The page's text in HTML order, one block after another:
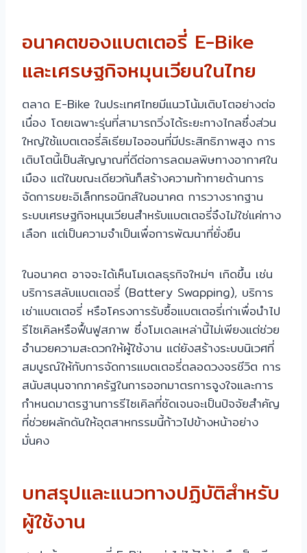
อนาคตของแบตเตอรี่ E-Bike
และเศรษฐกิจหมุนเวียนในไทย
ตลาด E-Bike ในประเทศไทยมีแนวโน้มเติบโตอย่างต่อ
เนื่อง โดยเฉพาะรุ่นที่สามารถวิ่งได้ระยะทางไกลซึ่งส่วน
ใหญ่ใช้แบตเตอรี่ลิเธียมไอออนที่มีประสิทธิภาพสูง การ
เติบโตนี้เป็นสัญญาณที่ดีต่อการลดมลพิษทางอากาศใน
เมือง แต่ในขณะเดียวกันก็สร้างความท้าทายด้านการ
จัดการขยะอิเล็กทรอนิกส์ในอนาคต การวางรากฐาน
ระบบเศรษฐกิจหมุนเวียนสำหรับแบตเตอรี่จึงไม่ใช่แค่ทาง
เลือก แต่เป็นความจำเป็นเพื่อการพัฒนาที่ยั่งยืน
ในอนาคต อาจจะได้เห็นโมเดลธุรกิจใหม่ๆ เกิดขึ้น เช่น
บริการสลับแบตเตอรี่ (Battery Swapping), บริการ
เช่าแบตเตอรี่ หรือโครงการรับซื้อแบตเตอรี่เก่าเพื่อนำไป
รีไซเคิลหรือฟื้นฟูสภาพ ซึ่งโมเดลเหล่านี้ไม่เพียงแต่ช่วย
อำนวยความสะดวกให้ผู้ใช้งาน แต่ยังสร้างระบบนิเวศที่
สมบูรณ์ให้กับการจัดการแบตเตอรี่ตลอดวงจรชีวิต การ
สนับสนุนจากภาครัฐในการออกมาตรการจูงใจและการ
กำหนดมาตรฐานการรีไซเคิลที่ชัดเจนจะเป็นปัจจัยสำคัญ
ที่ช่วยผลักดันให้อุตสาหกรรมนี้ก้าวไปข้างหน้าอย่าง
มั่นคง
บทสรุปและแนวทางปฏิบัติสำหรับ
ผู้ใช้งาน